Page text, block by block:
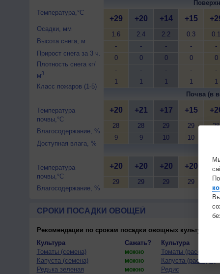
Температура,°C
Осадки, мм
Высота снега, м
Прирост снега за 3 ч.
Плотность снега кг/
м3
Класс пожаров (1-5)
Температура
почвы,°C
Влагосодержание, %
Доступная влага, %
Температура
почвы,°C
Влагосодержание, %
+29
1.6
-
0
-
1
+20
2.4
-
0
-
1
+14
2.2
-
0
-
1
+15
0.3
-
0
-
1
0.1
-
0
-
1
Почва (в
+20
28
9
+21
28
9
+17
29
10
+15
29
10
28
+20
29
+20
29
+20
29
+20
29 29
СРОКИ ПОСАДКИ ОВОЩЕЙ
Рекомендации по срокам посадки овощных культур
Культура
Сажать? Культура
Томаты (семена)
можно Томаты (рассада)
Капуста (семена) можно Капуста (рассада)
Редька зеленая можно Редис